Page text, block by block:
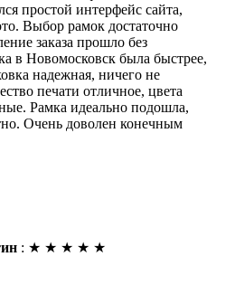
простой интерфейс сайта,
Выбор рамок достаточно
заказа прошло без
в Новомосковск была быстрее,
надежная, ничего не
печати отличное, цвета
Рамка идеально подошла,
Очень доволен конечным
: ★ ★ ★ ★ ★